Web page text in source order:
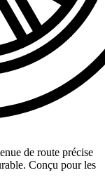
de route précise
Conçu pour les